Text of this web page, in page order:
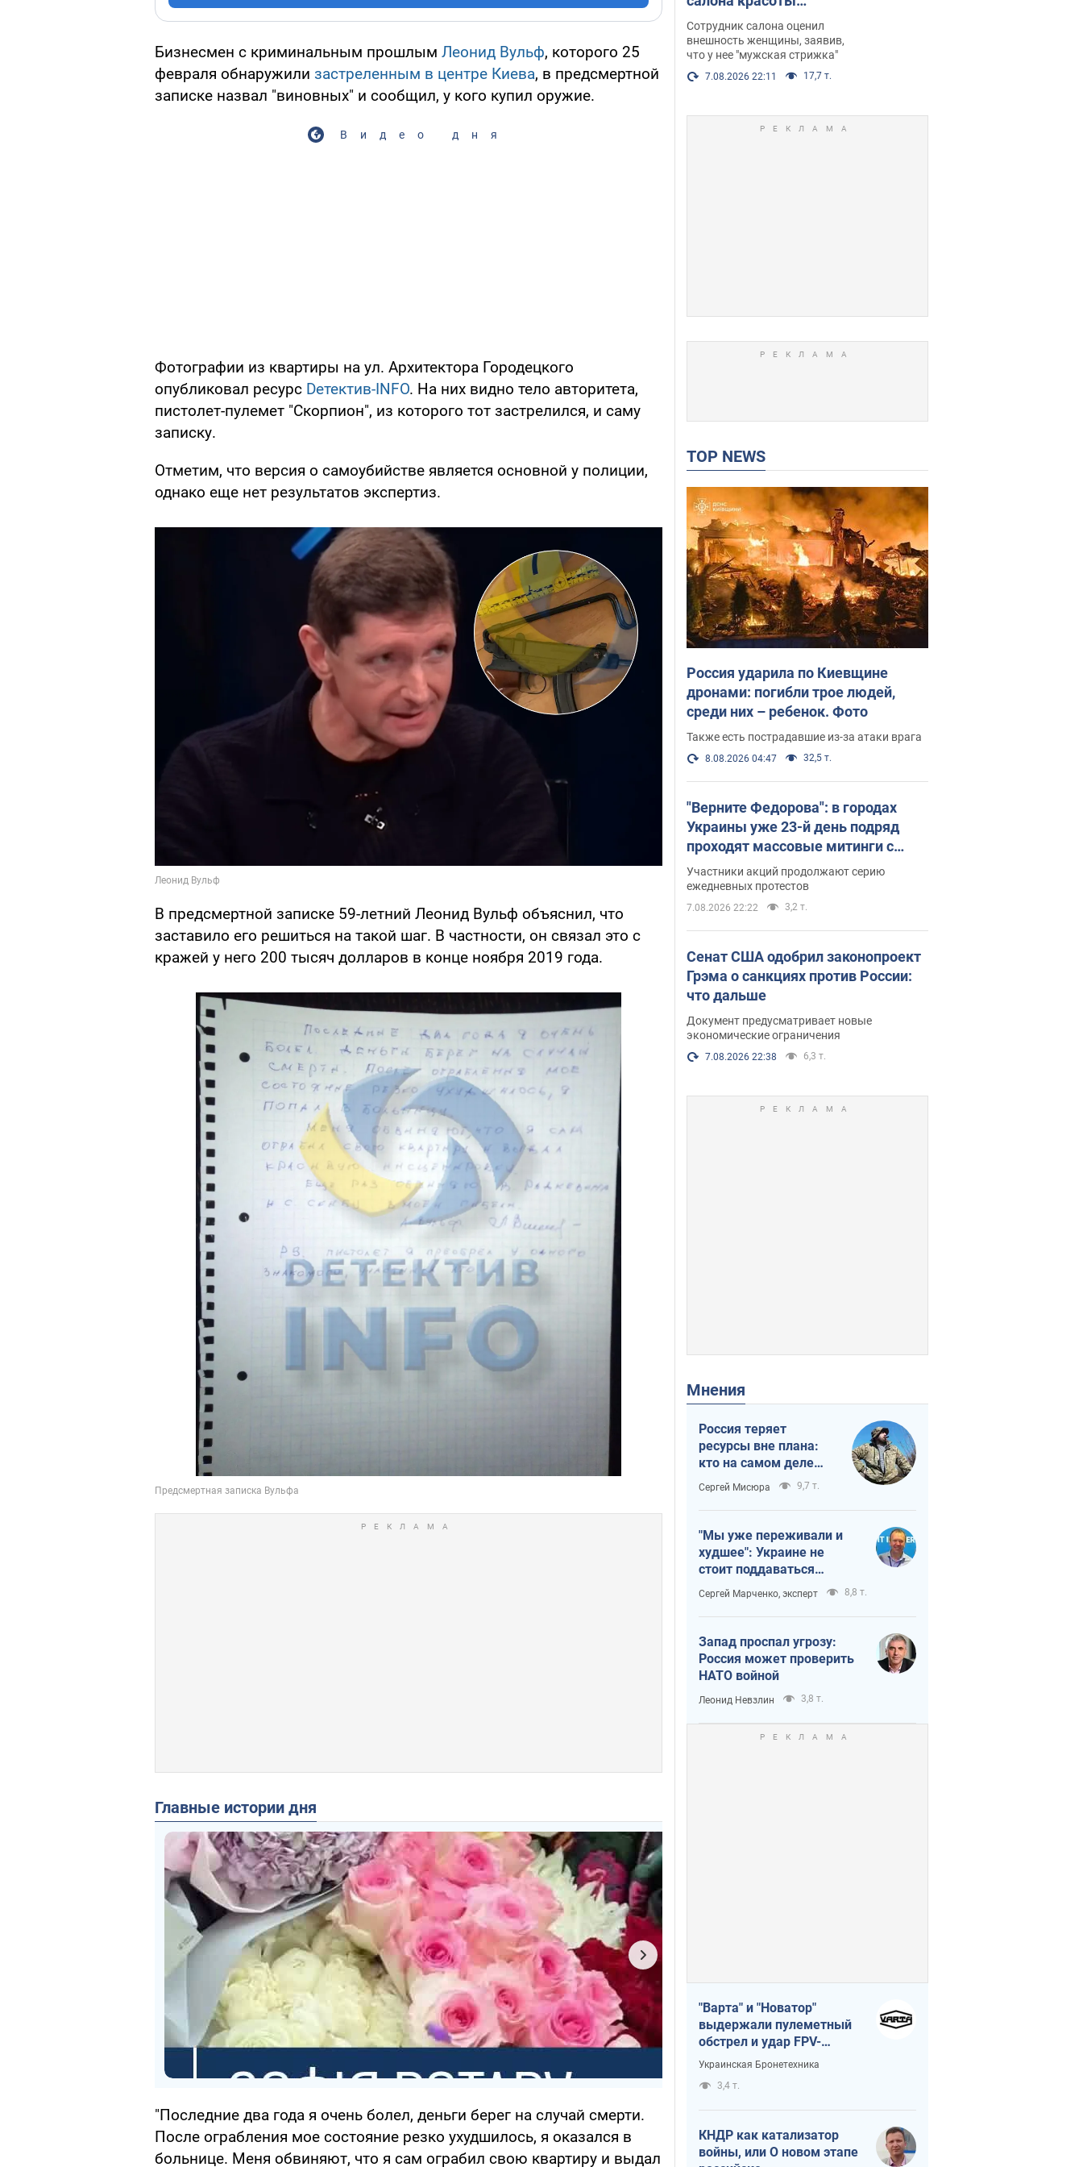
Бизнесмен с криминальным прошлым Леонид Вульф, которого 25
февраля обнаружили застреленным в центре Киева, в предсмертной
записке назвал "виновных" и сообщил, у кого купил оружие.
Видео дня
Фотографии из квартиры на ул. Архитектора Городецкого
опубликовал ресурс Dетектив-INFO. На них видно тело авторитета,
пистолет-пулемет "Скорпион", из которого тот застрелился, и саму
записку.
Отметим, что версия о самоубийстве является основной у полиции,
однако еще нет результатов экспертиз.
В предсмертной записке 59-летний Леонид Вульф объяснил, что
заставило его решиться на такой шаг. В частности, он связал это с
кражей у него 200 тысяч долларов в конце ноября 2019 года.
Главные истории дня
"Последние два года я очень болел, деньги берег на случай смерти.
После ограбления мое состояние резко ухудшилось, я оказался в
больнице. Меня обвиняют, что я сам ограбил свою квартиру и выдал
оскорбил женщину
после химиотерапии,
разгорелся скандал.
Фото
Сотрудник салона оценил
внешность женщины, заявив,
что у нее "мужская стрижка"
7.08.2026 22:11 17,7 т.
TOP NEWS
Россия ударила по Киевщине
дронами: погибли трое людей,
среди них – ребенок. Фото
Также есть пострадавшие из-за атаки врага
8.08.2026 04:47 32,5 т.
"Верните Федорова": в городах
Украины уже 23-й день подряд
проходят массовые митинги с
плакатами. Фото и видео
Участники акций продолжают серию
ежедневных протестов
7.08.2026 22:22 3,2 т.
Сенат США одобрил законопроект
Грэма о санкциях против России:
что дальше
Документ предусматривает новые
экономические ограничения
7.08.2026 22:38 6,3 т.
Мнения
Россия теряет
ресурсы вне плана:
кто на самом деле
диктует темп войны
Сергей Мисюра 9,7 т.
"Мы уже переживали и
худшее": Украине не
стоит поддаваться
отчаянию из-за
ракетного террора
Сергей Марченко, эксперт 8,8 т.
Запад проспал угрозу:
Россия может проверить
НАТО войной
Леонид Невзлин 3,8 т.
"Варта" и "Новатор"
выдержали пулеметный
обстрел и удар FPV-
дрона, сохранив жизнь
Украинская Бронетехника
3,4 т.
КНДР как катализатор
войны, или О новом этапе